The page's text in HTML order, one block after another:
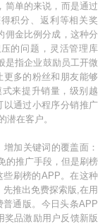
简单的来说，而是通过
积分、返利等相关奖
佣金比例分成，这种分
的问题，灵活管理库
是指企业鼓励员工开微
多的粉丝和朋友能够
来提升销量，级别越
通过小程序分销推广
潜在客户。
加关键词的覆盖面：
的推广手段，但是刷榜
刷榜的APP。在这种
推出免费探索版,在用
通版。今日头条APP
奖品激励用户反馈新版